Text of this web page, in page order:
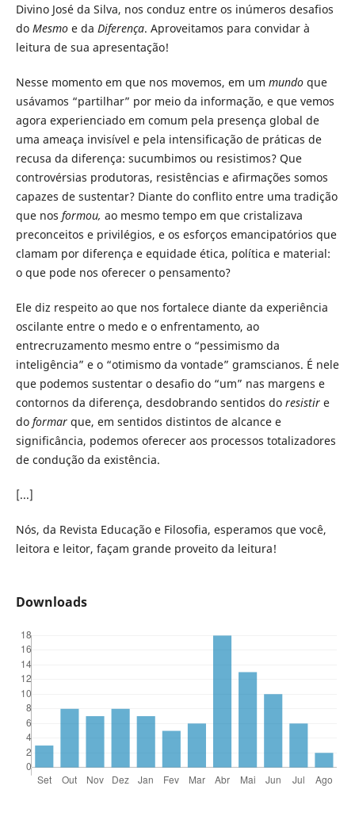
Divino José da Silva, nos conduz entre os inúmeros desafios
do Mesmoe da Diferença. Aproveitamos para convidar à
leitura de sua apresentação!
Nesse momento em que nos movemos, em um mundoque
usávamos “partilhar” por meio da informação, e que vemos
agora experienciado em comum pela presença global de
uma ameaça invisível e pela intensificação de práticas de
recusa da diferença: sucumbimos ou resistimos? Que
controvérsias produtoras, resistências e afirmações somos
capazes de sustentar? Diante do conflito entre uma tradição
que nos formou, ao mesmo tempo em que cristalizava
preconceitos e privilégios, e os esforços emancipatórios que
clamam por diferença e equidade ética, política e material:
o que pode nos oferecer o pensamento?
Ele diz respeito ao que nos fortalece diante da experiência
oscilante entre o medo e o enfrentamento, ao
entrecruzamento mesmo entre o “pessimismo da
inteligência” e o “otimismo da vontade” gramscianos. É nele
que podemos sustentar o desafio do “um” nas margens e
contornos da diferença, desdobrando sentidos do resistire
do formarque, em sentidos distintos de alcance e
significância, podemos oferecer aos processos totalizadores
de condução da existência.
[...]
Nós, da Revista Educação e Filosofia, esperamos que você,
leitora e leitor, façam grande proveito da leitura!
Downloads